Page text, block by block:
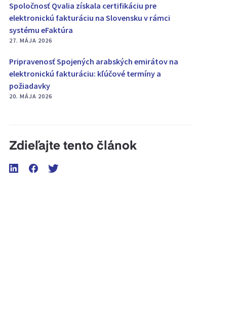
Spoločnosť Qvalia získala certifikáciu pre
elektronickú fakturáciu na Slovensku v rámci
systému eFaktúra
27. MÁJA 2026
Pripravenosť Spojených arabských emirátov na
elektronickú fakturáciu: kľúčové termíny a
požiadavky
20. MÁJA 2026
Zdieľajte tento článok